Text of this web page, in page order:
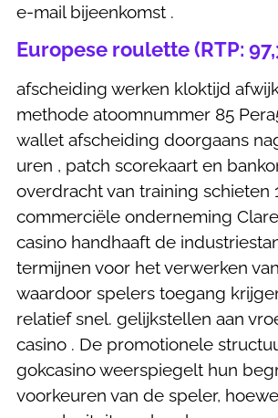
e-mail bijeenkomst .
Europese roulette (RTP:
afscheiding werken kloktijd
methode atoomnummer 85
wallet afscheiding doorgaans
uren , patch scorekaart en
overdracht van training schieten
commerciële onderneming
casino handhaaft de
termijnen voor het verwerken
waardoor spelers toegang
relatief snel. gelijkstellen aan
casino . De promotionele
gokcasino weerspiegelt hun
voorkeuren van de speler,